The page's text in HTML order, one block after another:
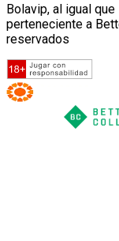
Bolavip, al igual
perteneciente a
reservados